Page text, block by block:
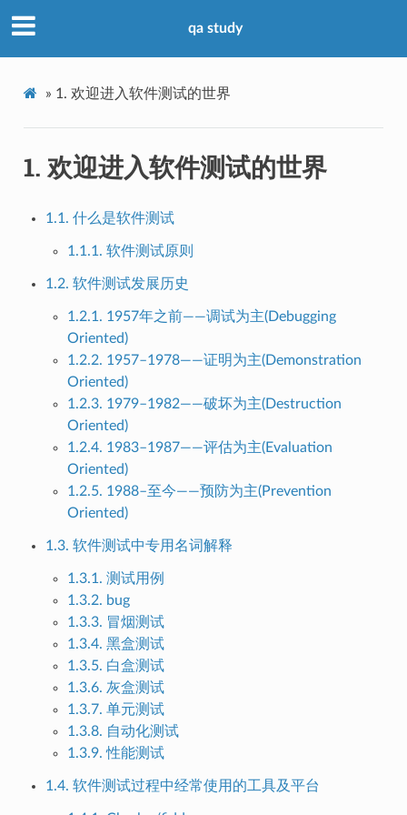
qa study
» 1. 欢迎进入软件测试的世界
1. 欢迎进入软件测试的世界
1.1. 什么是软件测试
1.1.1. 软件测试原则
1.2. 软件测试发展历史
1.2.1. 1957年之前——调试为主(Debugging
Oriented)
1.2.2. 1957–1978——证明为主(Demonstration
Oriented)
1.2.3. 1979–1982——破坏为主(Destruction
Oriented)
1.2.4. 1983–1987——评估为主(Evaluation
Oriented)
1.2.5. 1988–至今——预防为主(Prevention
Oriented)
1.3. 软件测试中专用名词解释
1.3.1. 测试用例
1.3.2. bug
1.3.3. 冒烟测试
1.3.4. 黑盒测试
1.3.5. 白盒测试
1.3.6. 灰盒测试
1.3.7. 单元测试
1.3.8. 自动化测试
1.3.9. 性能测试
1.4. 软件测试过程中经常使用的工具及平台